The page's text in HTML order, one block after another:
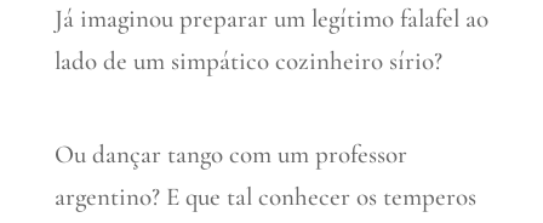
Já imaginou preparar um legítimo falafel ao
lado de um simpático cozinheiro sírio?
Ou dançar tango com um professor
argentino? E que tal conhecer os temperos